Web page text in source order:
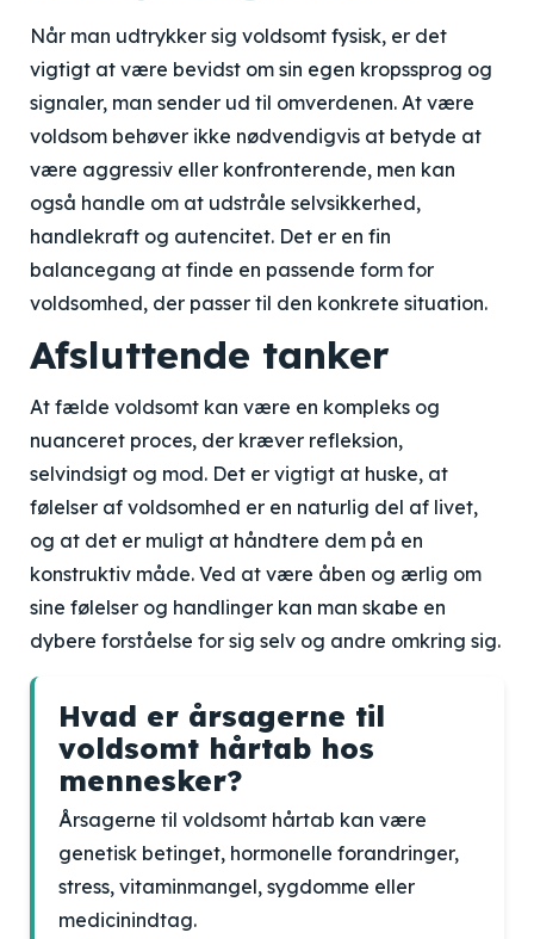
Når man udtrykker sig voldsomt fysisk, er det
vigtigt at være bevidst om sin egen kropssprog og
signaler, man sender ud til omverdenen. At være
voldsom behøver ikke nødvendigvis at betyde at
være aggressiv eller konfronterende, men kan
også handle om at udstråle selvsikkerhed,
handlekraft og autencitet. Det er en fin
balancegang at finde en passende form for
voldsomhed, der passer til den konkrete situation.
Afsluttende tanker
At fælde voldsomt kan være en kompleks og
nuanceret proces, der kræver refleksion,
selvindsigt og mod. Det er vigtigt at huske, at
følelser af voldsomhed er en naturlig del af livet,
og at det er muligt at håndtere dem på en
konstruktiv måde. Ved at være åben og ærlig om
sine følelser og handlinger kan man skabe en
dybere forståelse for sig selv og andre omkring sig.
Hvad er årsagerne til
voldsomt hårtab hos
mennesker?
Årsagerne til voldsomt hårtab kan være
genetisk betinget, hormonelle forandringer,
stress, vitaminmangel, sygdomme eller
medicinindtag.